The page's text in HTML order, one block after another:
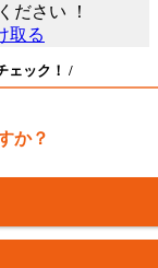
ださい ！
ェック！ /
か？